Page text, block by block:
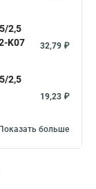
2,5
K07
32,79 ₽
2,5
19,23 ₽
Показать больше